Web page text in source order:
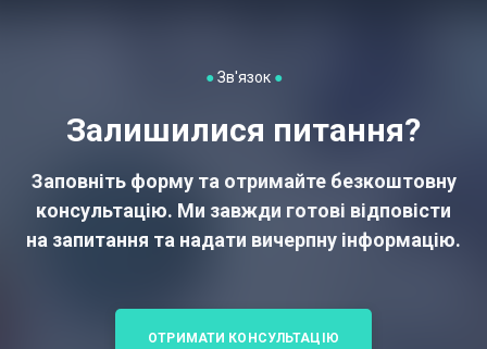
● Зв'язок ●
Залишилися питання?
Заповніть форму та отримайте безкоштовну
консультацію. Ми завжди готові відповісти
на запитання та надати вичерпну інформацію.
ОТРИМАТИ КОНСУЛЬТАЦІЮ